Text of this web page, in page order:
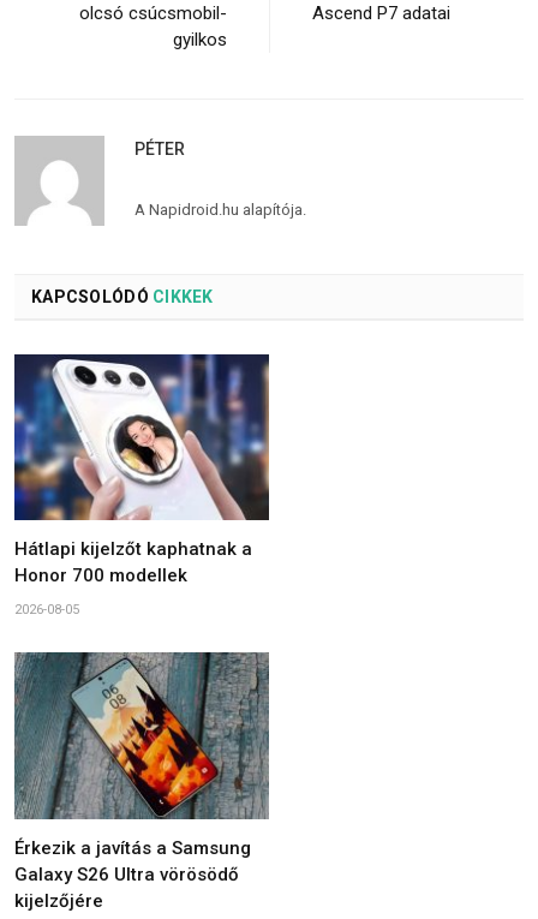
olcsó csúcsmobil-
gyilkos
Ascend P7 adatai
PÉTER
A Napidroid.hu alapítója.
KAPCSOLÓDÓ CIKKEK
Hátlapi kijelzőt kaphatnak a
Honor 700 modellek
2026-08-05
Érkezik a javítás a Samsung
Galaxy S26 Ultra vörösödő
kijelzőjére